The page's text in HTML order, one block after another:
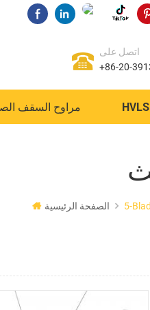
اتصل على
+86-20-
مراوح السقف
الصفحة الرئيسية 5-